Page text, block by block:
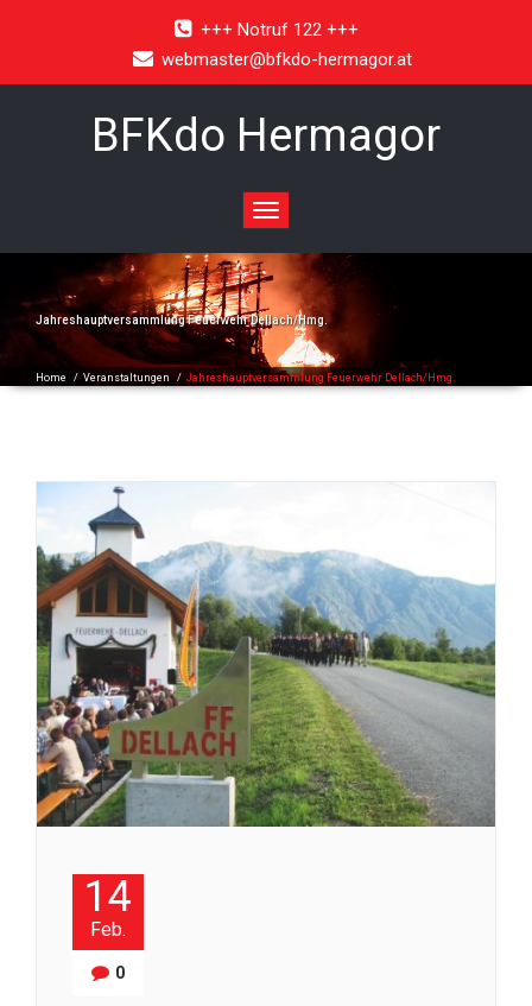
+++ Notruf 122 +++
webmaster@bfkdo-hermagor.at
BFKdo Hermagor
Toggle
navigation
Jahreshauptversammlung Feuerwehr Dellach/Hmg.
Home / Veranstaltungen / Jahreshauptversammlung Feuerwehr Dellach/Hmg.
14
Feb.
0